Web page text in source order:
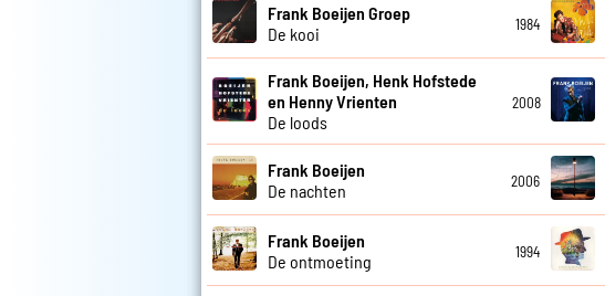
Frank Boeijen Groep
De kooi
1984
Frank Boeijen, Henk Hofstede
en Henny Vrienten
De loods
2008
Frank Boeijen
De nachten
2006
Frank Boeijen
De ontmoeting
1994